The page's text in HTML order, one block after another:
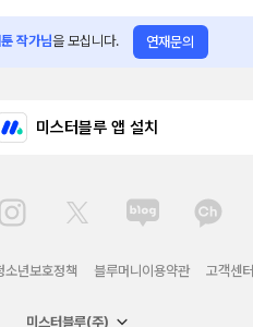
작가님을 모십니다. 연재문의
미스터블루 앱 설치
소년보호정책 블루머니이용약관 고객센터
미스터블루(주)